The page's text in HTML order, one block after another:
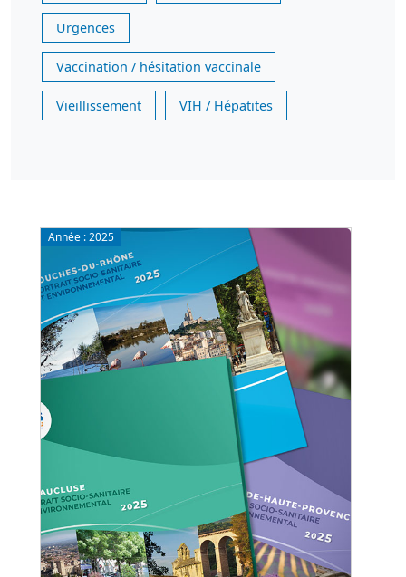
Urgences
Vaccination / hésitation vaccinale
Vieillissement VIH / Hépatites
Année :2025